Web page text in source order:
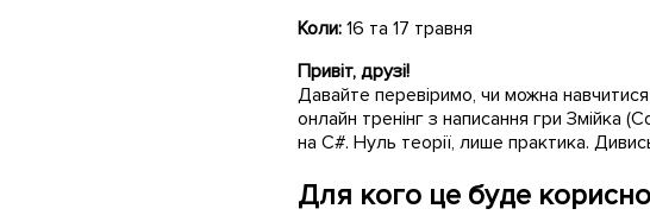
Коли:16 та 17 травня
Привіт, друзі!
Давайте перевіримо, чи можна
онлайн тренінг з написання гри
на C#. Нуль теорії, лише практика.
Для кого це буде корисно